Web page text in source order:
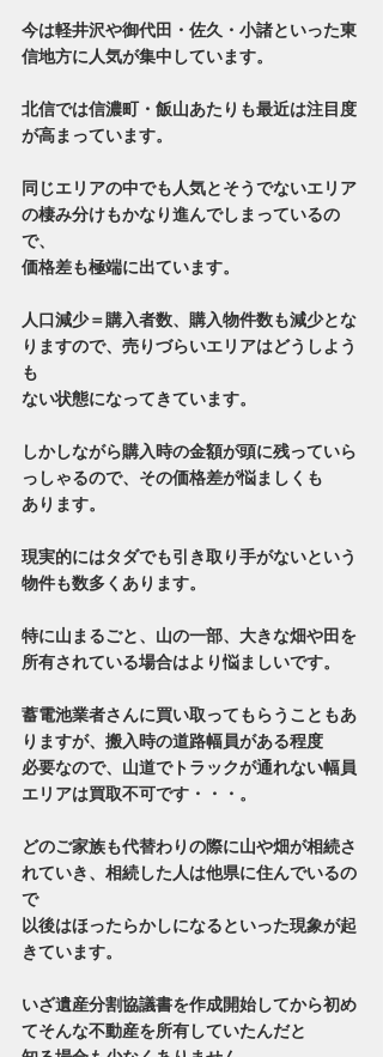
今は軽井沢や御代田・佐久・小諸といった東
信地方に人気が集中しています。
北信では信濃町・飯山あたりも最近は注目度
が高まっています。
同じエリアの中でも人気とそうでないエリア
の棲み分けもかなり進んでしまっているの
で、
価格差も極端に出ています。
人口減少＝購入者数、購入物件数も減少とな
りますので、売りづらいエリアはどうしよう
も
ない状態になってきています。
しかしながら購入時の金額が頭に残っていら
っしゃるので、その価格差が悩ましくも
あります。
現実的にはタダでも引き取り手がないという
物件も数多くあります。
特に山まるごと、山の一部、大きな畑や田を
所有されている場合はより悩ましいです。
蓄電池業者さんに買い取ってもらうこともあ
りますが、搬入時の道路幅員がある程度
必要なので、山道でトラックが通れない幅員
エリアは買取不可です・・・。
どのご家族も代替わりの際に山や畑が相続さ
れていき、相続した人は他県に住んでいるの
で
以後はほったらかしになるといった現象が起
きています。
いざ遺産分割協議書を作成開始してから初め
てそんな不動産を所有していたんだと